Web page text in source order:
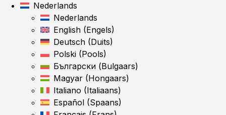
Nederlands
Nederlands
English (Engels)
Deutsch (Duits)
Polski (Pools)
Български (Bulgaars)
Magyar (Hongaars)
Italiano (Italiaans)
Español (Spaans)